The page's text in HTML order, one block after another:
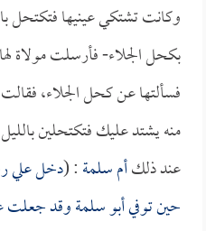
وكانت تشتكي عينيها فتكتحل
بكحل الجلاء- فأرسلت مولاة
فسألتها عن كحل الجلاء،
منه يشتد عليك فتكتحلين
عند ذلكأم سلمة: (دخل علي
حين توفيأبو سلمةوقد جعلت